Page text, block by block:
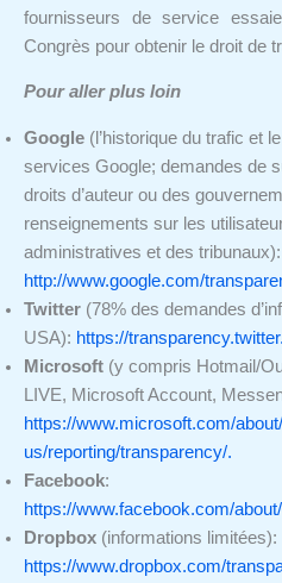
fournisseurs de service
Congrès pour obtenir le droit de
Pour aller plus loin
Google (l’historique du trafic et
services Google; demandes de
droits d’auteur ou des
renseignements sur les
administratives et des tribunaux):
http://www.google.com/
Twitter (78% des demandes
USA): https://
Microsoft (y compris Hotmail/
LIVE, Microsoft Account,
https://www.microsoft.com/
us/reporting/transparency/.
Facebook:
https://www.facebook.com/
Dropbox (informations limitées):
https://www.dropbox.com/